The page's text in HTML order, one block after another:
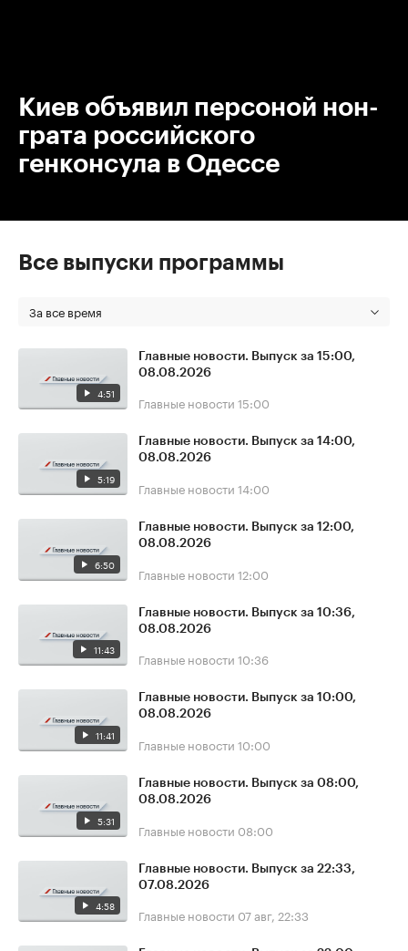
Киев объявил персоной нон-
грата российского
генконсула в Одессе
Все выпуски программы
За все время
4:51
Главные новости. Выпуск за 15:00,
08.08.2026
Главные новости 15:00
5:19
Главные новости. Выпуск за 14:00,
08.08.2026
Главные новости 14:00
6:50
Главные новости. Выпуск за 12:00,
08.08.2026
Главные новости 12:00
11:43
Главные новости. Выпуск за 10:36,
08.08.2026
Главные новости 10:36
11:41
Главные новости. Выпуск за 10:00,
08.08.2026
Главные новости 10:00
5:31
Главные новости. Выпуск за 08:00,
08.08.2026
Главные новости 08:00
4:58
Главные новости. Выпуск за 22:33,
07.08.2026
Главные новости 07 авг, 22:33